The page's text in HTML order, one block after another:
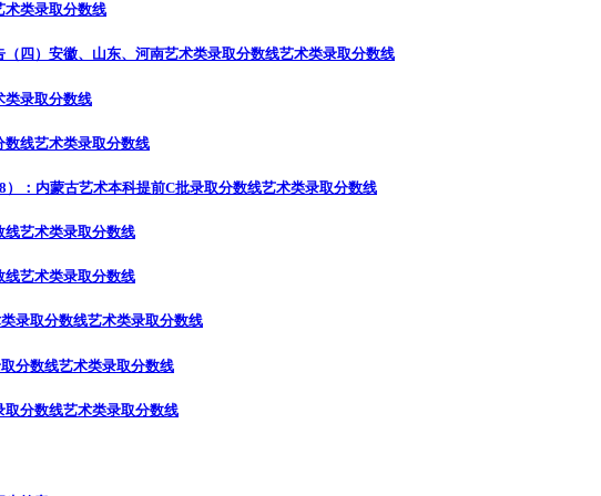
术类录取分数线
四）安徽、山东、河南艺术类录取分数线艺术类录取分数线
类录取分数线
数线艺术类录取分数线
：内蒙古艺术本科提前C批录取分数线艺术类录取分数线
线艺术类录取分数线
线艺术类录取分数线
录取分数线艺术类录取分数线
分数线艺术类录取分数线
取分数线艺术类录取分数线